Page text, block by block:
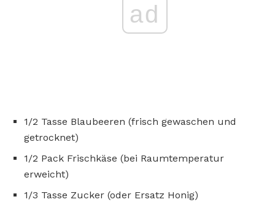
ad
1/2 Tasse Blaubeeren (frisch gewaschen und
getrocknet)
1/2 Pack Frischkäse (bei Raumtemperatur
erweicht)
1/3 Tasse Zucker (oder Ersatz Honig)